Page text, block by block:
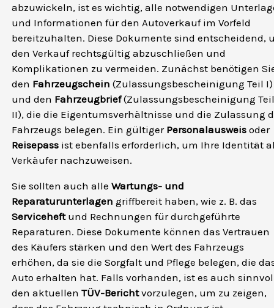
abzuwickeln, ist es wichtig, alle notwendigen
und Informationen für den Autoverkauf im Vorfeld
bereitzuhalten. Diese Dokumente sind entscheidend,
den Verkauf rechtsgültig abzuschließen und
Komplikationen zu vermeiden. Zunächst benötigen
den Fahrzeugschein (Zulassungsbescheinigung Teil I)
und den Fahrzeugbrief(Zulassungsbescheinigung Teil
II), die die Eigentumsverhältnisse und die Zulassung
Fahrzeugs belegen. Ein gültiger Personalausweis oder
Reisepass ist ebenfalls erforderlich, um Ihre Identität
Verkäufer nachzuweisen.
Sie sollten auch alle Wartungs- und
Reparaturunterlagen griffbereit haben, wie z. B. das
Serviceheftund Rechnungen für durchgeführte
Reparaturen. Diese Dokumente können das Vertrauen
des Käufers stärken und den Wert des Fahrzeugs
erhöhen, da sie die Sorgfalt und Pflege belegen, die
Auto erhalten hat. Falls vorhanden, ist es auch
den aktuellen TÜV-Berichtvorzulegen, um zu zeigen,